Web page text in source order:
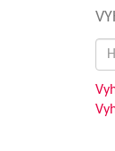
for: